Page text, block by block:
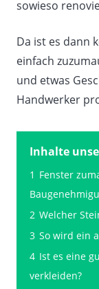
sowieso
Da ist es dann
einfach
und etwas
Handwerker
Inhalte
1 Fenster
2 Welcher
3 So wird ein
4 Ist es eine
verkleiden?